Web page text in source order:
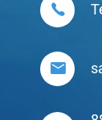

